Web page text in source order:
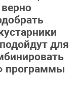
для
программы